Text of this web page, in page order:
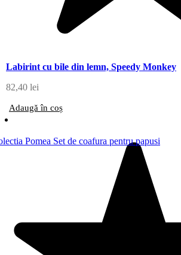
Labirint cu bile din lemn, Speedy Monkey
82,40 lei
Adaugă în coș